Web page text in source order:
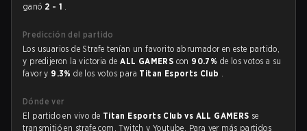
ganó 2 - 1 .
Predicción del partido
Los usuarios de Strafe tenían un favorito abrumador en este partido,
y predijeron la victoria deALL GAMERS con 90.7% de los votos a su
favor y 9.3%de los votos para Titan Esports Club .
Dónde ver
El partido en vivo de Titan Esports Club vs ALL GAMERS se
transmitió en strafe.com, Twitch y Youtube. Para ver más partidos